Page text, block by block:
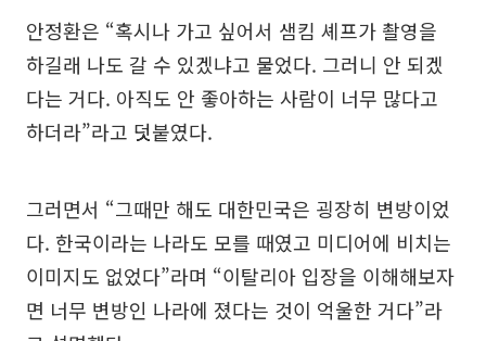
안정환은 “혹시나 가고 싶어서 샘킴 셰프가 촬영을
하길래 나도 갈 수 있겠냐고 물었다. 그러니 안 되겠
다는 거다. 아직도 안 좋아하는 사람이 너무 많다고
하더라”라고 덧붙였다.
그러면서 “그때만 해도 대한민국은 굉장히 변방이었
다. 한국이라는 나라도 모를 때였고 미디어에 비치는
이미지도 없었다”라며 “이탈리아 입장을 이해해보자
면 너무 변방인 나라에 졌다는 것이 억울한 거다”라